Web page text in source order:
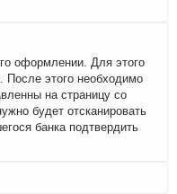
оформлении. Для этого
этого необходимо
на страницу со
будет отсканировать
банка подтвердить